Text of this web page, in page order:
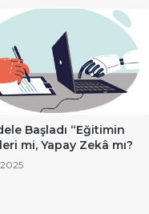
Başladı “Eğitimin
mi, Yapay Zekâ mı?